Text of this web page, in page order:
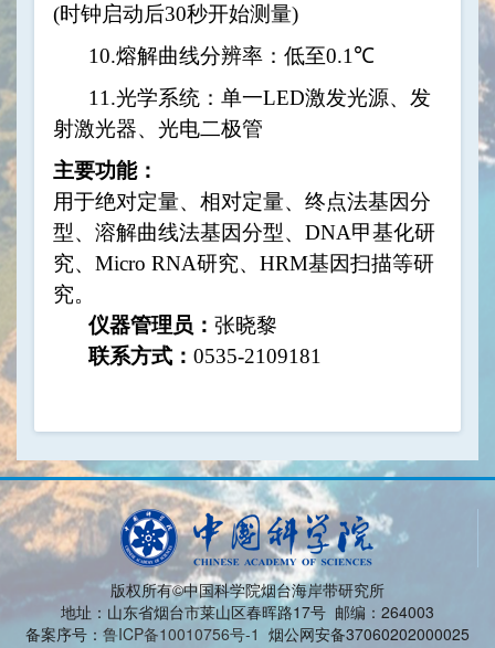
(时钟启动后30秒开始测量)
10.熔解曲线分辨率：低至0.1℃
11.光学系统：单一LED激发光源、发
射激光器、光电二极管
主要功能：
用于绝对定量、相对定量、终点法基因分
型、溶解曲线法基因分型、 DNA甲基化研
究、 Micro RNA研究、 HRM基因扫描等研
究。
仪器管理员： 张晓黎
联系方式： 0535-2109181
版权所有©中国科学院烟台海岸带研究所
地址：山东省烟台市莱山区春晖路17号 邮编：264003
备案序号： 鲁ICP备10010756号-1 烟公网安备37060202000025